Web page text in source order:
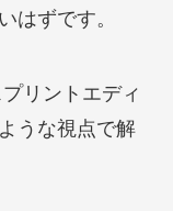
はずです。
リントエディ
うな視点で解